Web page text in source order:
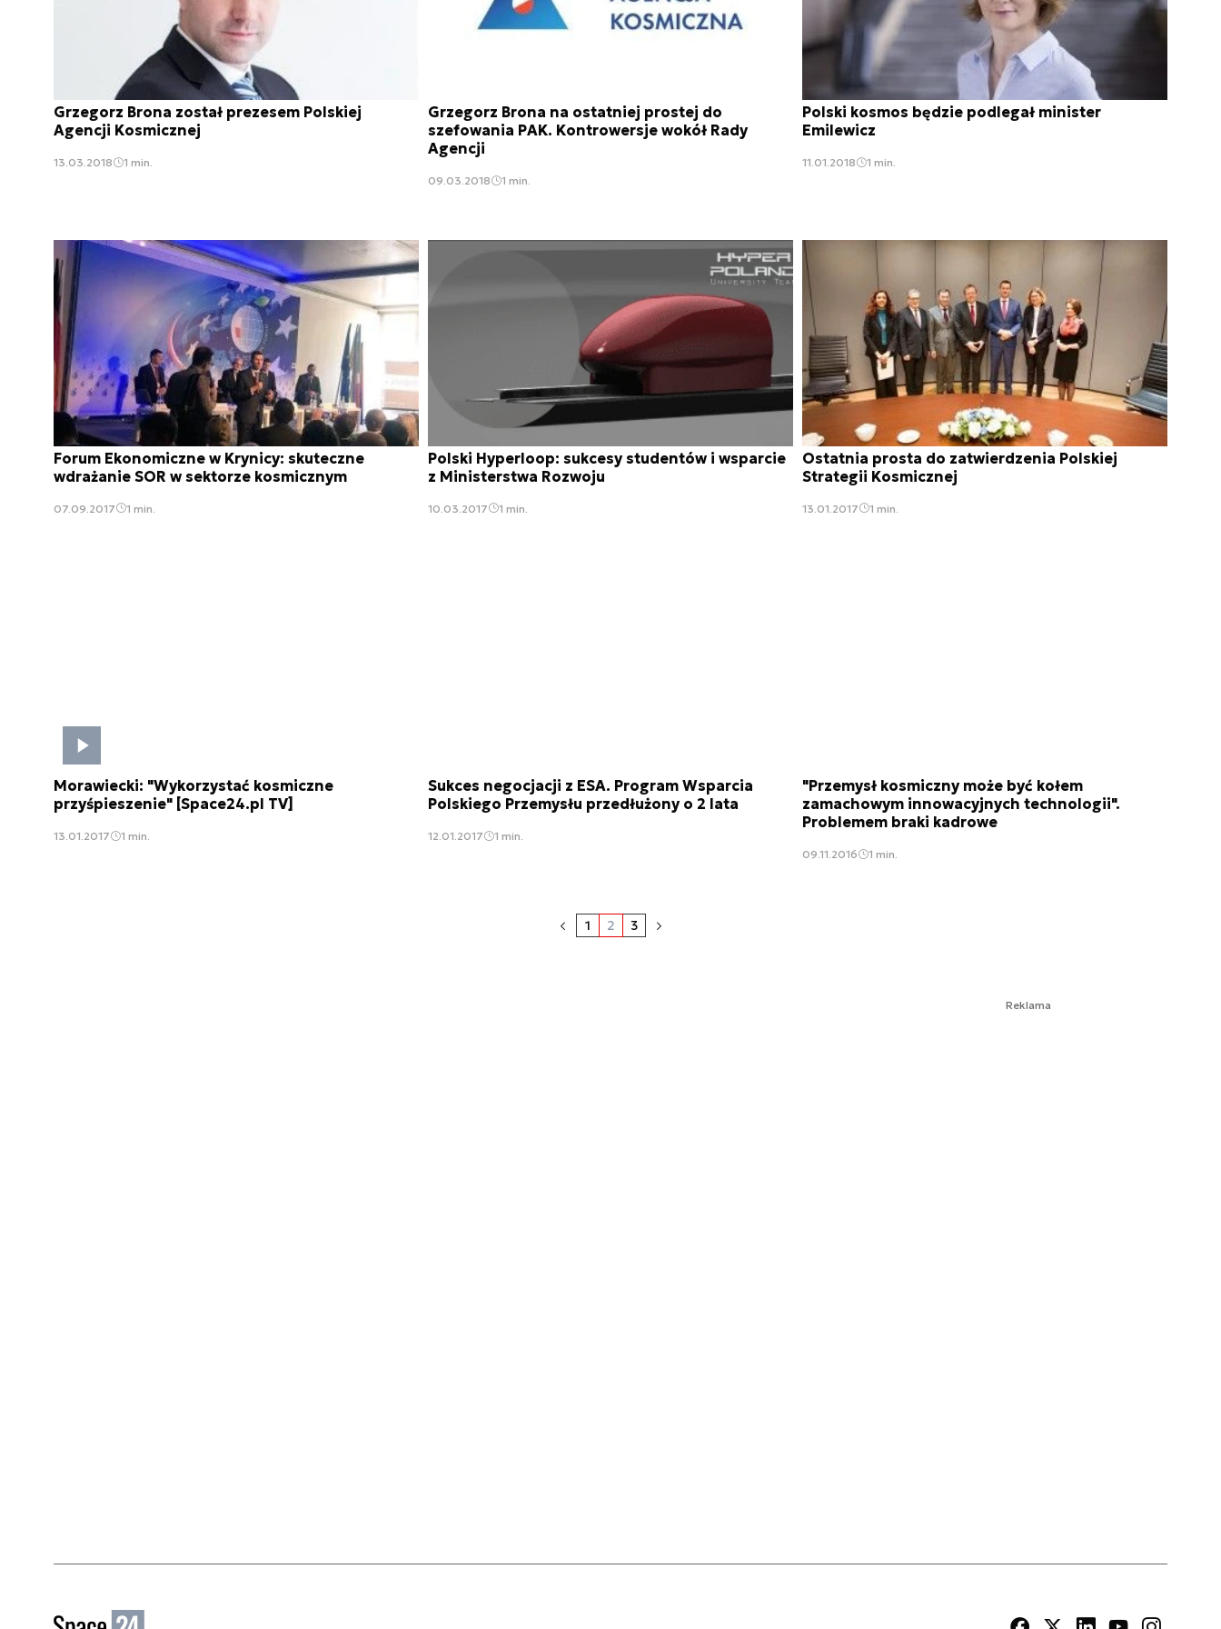
Grzegorz Brona został prezesem Polskiej
Agencji Kosmicznej
13.03.2018 1 min.
Grzegorz Brona na ostatniej prostej do
szefowania PAK. Kontrowersje wokół Rady
Agencji
09.03.2018 1 min.
Polski kosmos będzie podlegał minister
Emilewicz
11.01.2018 1 min.
Forum Ekonomiczne w Krynicy: skuteczne
wdrażanie SOR w sektorze kosmicznym
07.09.2017 1 min.
Polski Hyperloop: sukcesy studentów i wsparcie
z Ministerstwa Rozwoju
10.03.2017 1 min.
Ostatnia prosta do zatwierdzenia Polskiej
Strategii Kosmicznej
13.01.2017 1 min.
Morawiecki: "Wykorzystać kosmiczne
przyśpieszenie" [Space24.pl TV]
13.01.2017 1 min.
Sukces negocjacji z ESA. Program Wsparcia
Polskiego Przemysłu przedłużony o 2 lata
12.01.2017 1 min.
"Przemysł kosmiczny może być kołem
zamachowym innowacyjnych technologii".
Problemem braki kadrowe
09.11.2016 1 min.
1 2 3
Reklama